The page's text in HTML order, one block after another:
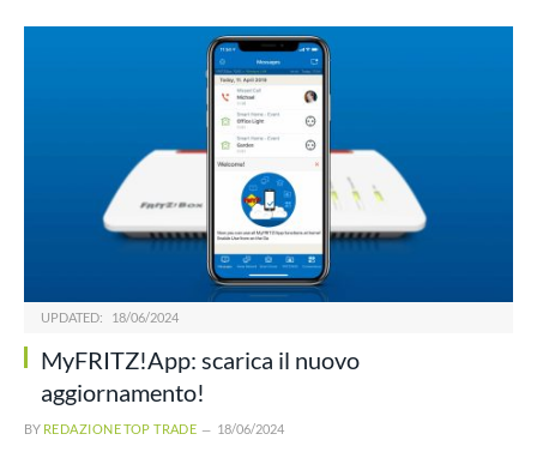
UPDATED: 18/06/2024
MyFRITZ!App: scarica il nuovo
aggiornamento!
BY REDAZIONE TOP TRADE 18/06/2024